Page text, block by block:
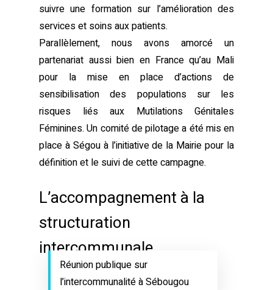
suivre une formation sur l’amélioration des
services et soins aux patients.
Parallèlement, nous avons amorcé un
partenariat aussi bien en France qu’au Mali
pour la mise en place d’actions de
sensibilisation des populations sur les
risques liés aux Mutilations Génitales
Féminines. Un comité de pilotage a été mis en
place à Ségou à l’initiative de la Mairie pour la
définition et le suivi de cette campagne.
L’accompagnement à la
structuration
intercommunale
Réunion publique sur
l’intercommunalité à Sébougou